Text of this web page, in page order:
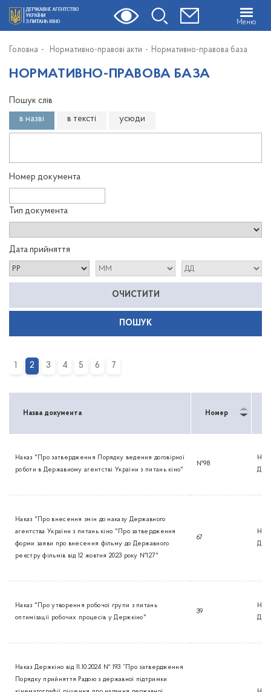
Меню
Головна Нормативно-правові акти Нормативно-правова база
НОРМАТИВНО-ПРАВОВА БАЗА
Пошук слів
в назві
в тексті усюди
Номер документа
Тип документа
Дата прийняття
ОЧИСТИТИ
1 2 3 4 5 6 7
Назва документа Номер
Наказ "Про затвердження Порядку ведення договірної
роботи в Державному агентстві України з питань кіно"
№98
Наказ "Про внесення змін до наказу Державного
агентства України з питань кіно "Про затвердження
форми заяви про внесення фільму до Державного
реєстру фільмів від 12 жовтня 2023 року №127"
67
Наказ "Про утворення робочої групи з питань
оптимізації робочих процесів у Держкіно"
39
Наказ Держкіно від 11.10.2024 № 193 “Про затвердження
Порядку прийняття Радою з державної підтримки